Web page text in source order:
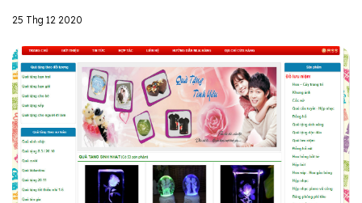
25 Thg 12 2020